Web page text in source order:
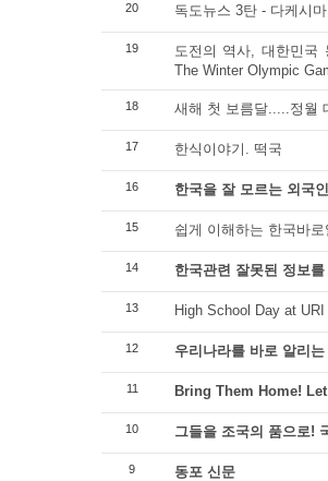
20 독도뉴스 3탄 - 다케시
19
도전의 역사, 대한민국
The Winter Olympic
18 새해 첫 보름달.....정월
17 한식이야기. 떡국
16 한국을 잘 모르는 외국
15 쉽게 이해하는 한국바
14 한국관련 잘못된 정보
13 High School Day at
12 우리나라를 바로 알리
11 Bring Them Home!
10 그들을 조국의 품으로!
9 동포 신문